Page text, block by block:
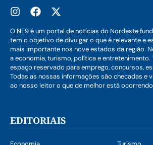
O NE9 é um portal de notícias do Nordeste
tem o objetivo de divulgar o que é relevante e
mais importante nos nove estados da região.
a economia, turismo, política e entretenimento.
espaço reservado para emprego, concursos,
Todas as nossas informações são checadas e
ao nosso leitor o que de melhor está
EDITORIAIS